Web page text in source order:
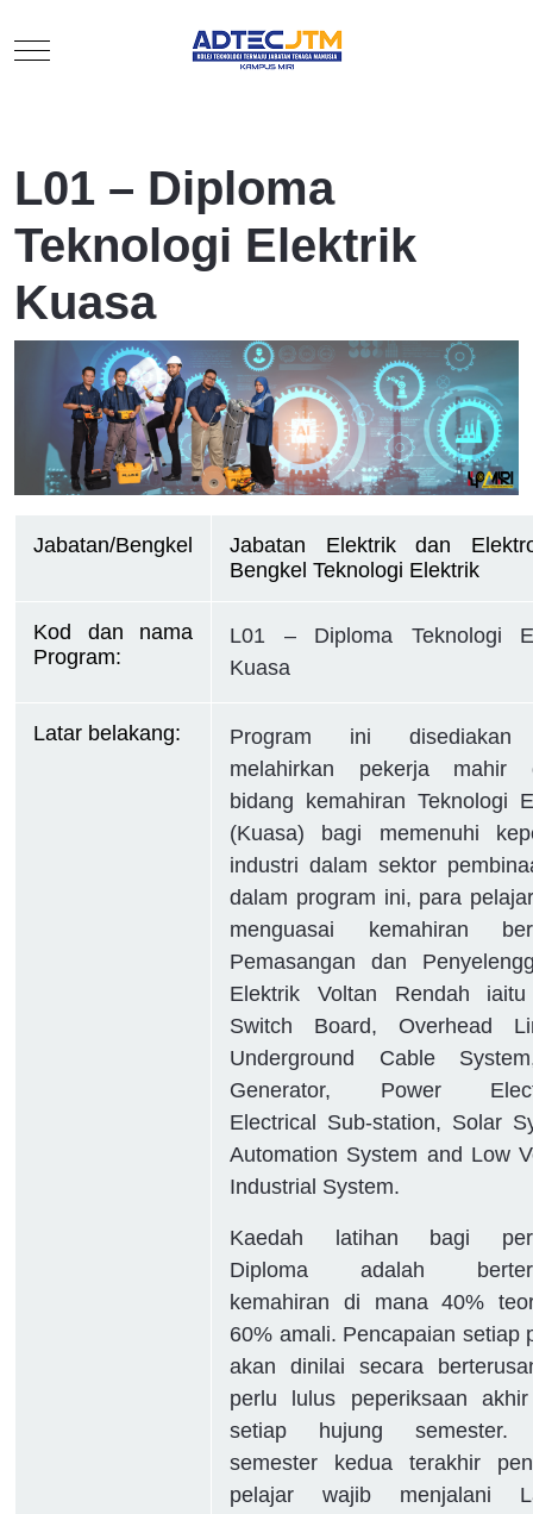
Mobile Menu Toggle
L01 – Diploma
Teknologi Elektrik
Kuasa
Jabatan/Bengkel
Jabatan Elektrik dan
Bengkel Teknologi Elektrik
Kod dan nama
Program:
L01 – Diploma Teknologi
Kuasa
Latar belakang:
Program ini disediakan
melahirkan pekerja mahir
bidang kemahiran Teknologi
(Kuasa) bagi memenuhi
industri dalam sektor
dalam program ini, para
menguasai kemahiran
Pemasangan dan
Elektrik Voltan Rendah
Switch Board, Overhead
Underground Cable
Generator, Power
Electrical Sub-station, Solar
Automation System and Low
Industrial System.
Kaedah latihan bagi
Diploma adalah
kemahiran di mana 40%
60% amali. Pencapaian setiap
akan dinilai secara
perlu lulus peperiksaan
setiap hujung semester.
semester kedua terakhir
pelajar wajib menjalani